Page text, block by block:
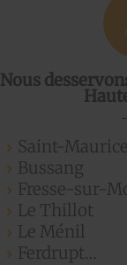
Nous
Saint-
Bussang
Fresse-sur-
Le Thillot
Le Ménil
Ferdrupt…